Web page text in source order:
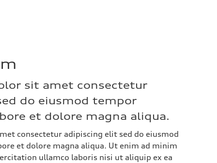
sit amet consectetur
do eiusmod tempor
et dolore magna aliqua.
consectetur adipiscing elit sed do eiusmod
et dolore magna aliqua. Ut enim ad minim
ullamco laboris nisi ut aliquip ex ea